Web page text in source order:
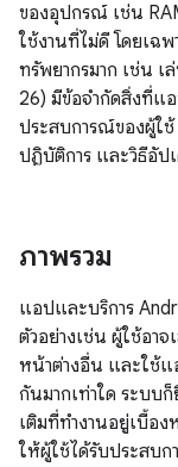
ของอุปกรณ์ เช่น
ใช้งานที่ไม่ดี โดยเฉ
ทรัพยากรมาก เช่น เ
26) มีข้อจำกัดสิ่งที่แ
ประสบการณ์ของผู้ใ
ปฏิบัติการ และวิธีอัป
ภาพรวม
แอปและบริการ
ตัวอย่างเช่น ผู้ใช้อา
หน้าต่างอื่น และใช้
กันมากเท่าใด ระบบ
เติมที่ทำงานอยู่เบื้อ
ให้ผู้ใช้ได้รับประสบ